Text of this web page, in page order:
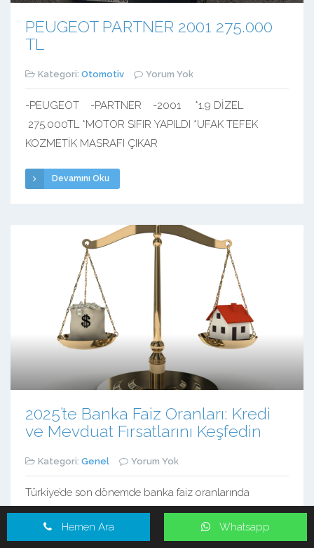
PEUGEOT PARTNER 2001 275.000
TL
Kategori: Otomotiv Yorum Yok
-PEUGEOT -PARTNER -2001 *1.9 DİZEL
275.000TL *MOTOR SIFIR YAPILDI *UFAK TEFEK
KOZMETİK MASRAFI ÇIKAR
Devamını Oku
2025’te Banka Faiz Oranları: Kredi
ve Mevduat Fırsatlarını Keşfedin
Kategori: Genel Yorum Yok
Türkiye’de son dönemde banka faiz oranlarında
düşüşler gözlemleniyor. Merkez Bankası, politika faizini
Ocak 2025’te %47,5’ten %45’e indirdi. Bu indirim,
Hemen Ara Whatsapp